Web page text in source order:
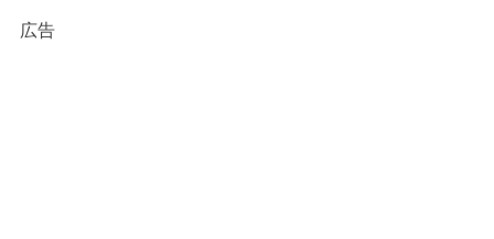
広告